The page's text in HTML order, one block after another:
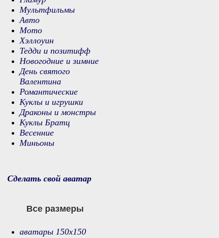
Мультфильмы
Авто
Мото
Хэллоуин
Тедди и позитифф
Новогодние и зимние
День святого
Валентина
Романтические
Куклы и игрушки
Драконы и монстры
Куклы Братц
Весенние
Миньоны
Сделать свой аватар
Все размеры
аватары 150х150